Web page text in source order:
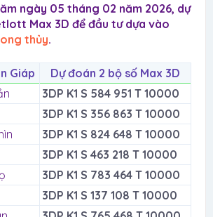
ngày 05 tháng 02 năm 2026, dự
Max 3D để đầu tư dựa vào
thủy.
Giáp
Dự đoán 2 bộ số Max 3D
3DP K1 S 584 951 T 10000
3DP K1 S 356 863 T 10000
3DP K1 S 824 648 T 10000
3DP K1 S 463 218 T 10000
3DP K1 S 783 464 T 10000
3DP K1 S 137 108 T 10000